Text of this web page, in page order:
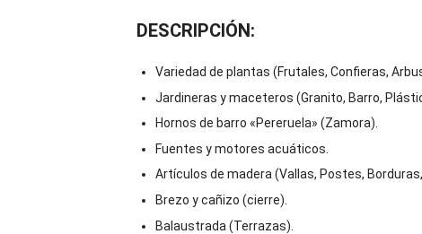
DESCRIPCIÓN:
Variedad de plantas (Frutales, Confieras,
Jardineras y maceteros (Granito, Barro,
Hornos de barro «Pereruela» (Zamora).
Fuentes y motores acuáticos.
Artículos de madera (Vallas, Postes,
Brezo y cañizo (cierre).
Balaustrada (Terrazas).